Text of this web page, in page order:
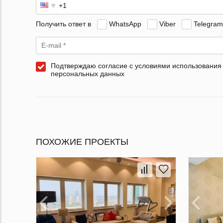
Получить ответ в WhatsApp Viber Telegram
Подтверждаю согласие с условиями использования
персональных данных
ПОХОЖИЕ ПРОЕКТЫ